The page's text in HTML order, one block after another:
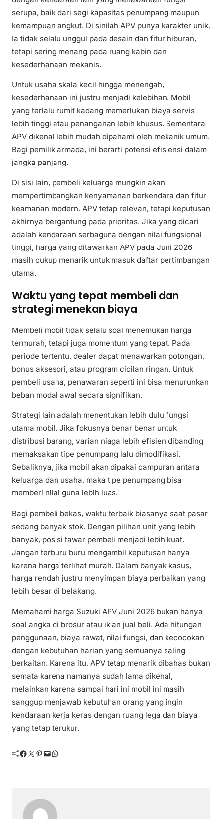
serupa, baik dari segi kapasitas penumpang maupun
kemampuan angkut. Di sinilah APV punya karakter unik.
Ia tidak selalu unggul pada desain dan fitur hiburan,
tetapi sering menang pada ruang kabin dan
kesederhanaan mekanis.
Untuk usaha skala kecil hingga menengah,
kesederhanaan ini justru menjadi kelebihan. Mobil
yang terlalu rumit kadang memerlukan biaya servis
lebih tinggi atau penanganan lebih khusus. Sementara
APV dikenal lebih mudah dipahami oleh mekanik umum.
Bagi pemilik armada, ini berarti potensi efisiensi dalam
jangka panjang.
Di sisi lain, pembeli keluarga mungkin akan
mempertimbangkan kenyamanan berkendara dan fitur
keamanan modern. APV tetap relevan, tetapi keputusan
akhirnya bergantung pada prioritas. Jika yang dicari
adalah kendaraan serbaguna dengan nilai fungsional
tinggi, harga yang ditawarkan APV pada Juni 2026
masih cukup menarik untuk masuk daftar pertimbangan
utama.
Waktu yang tepat membeli dan
strategi menekan biaya
Membeli mobil tidak selalu soal menemukan harga
termurah, tetapi juga momentum yang tepat. Pada
periode tertentu, dealer dapat menawarkan potongan,
bonus aksesori, atau program cicilan ringan. Untuk
pembeli usaha, penawaran seperti ini bisa menurunkan
beban modal awal secara signifikan.
Strategi lain adalah menentukan lebih dulu fungsi
utama mobil. Jika fokusnya benar benar untuk
distribusi barang, varian niaga lebih efisien dibanding
memaksakan tipe penumpang lalu dimodifikasi.
Sebaliknya, jika mobil akan dipakai campuran antara
keluarga dan usaha, maka tipe penumpang bisa
memberi nilai guna lebih luas.
Bagi pembeli bekas, waktu terbaik biasanya saat pasar
sedang banyak stok. Dengan pilihan unit yang lebih
banyak, posisi tawar pembeli menjadi lebih kuat.
Jangan terburu buru mengambil keputusan hanya
karena harga terlihat murah. Dalam banyak kasus,
harga rendah justru menyimpan biaya perbaikan yang
lebih besar di belakang.
Memahami harga Suzuki APV Juni 2026 bukan hanya
soal angka di brosur atau iklan jual beli. Ada hitungan
penggunaan, biaya rawat, nilai fungsi, dan kecocokan
dengan kebutuhan harian yang semuanya saling
berkaitan. Karena itu, APV tetap menarik dibahas bukan
semata karena namanya sudah lama dikenal,
melainkan karena sampai hari ini mobil ini masih
sanggup menjawab kebutuhan orang yang ingin
kendaraan kerja keras dengan ruang lega dan biaya
yang tetap terukur.
Facebook Twitter Pinterest Mail WhatsApp